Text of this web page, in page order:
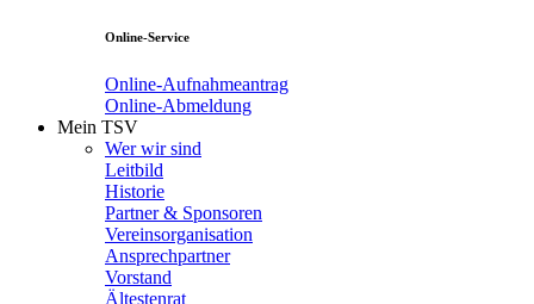
Online-Service
Online-Aufnahmeantrag
Online-Abmeldung
Mein TSV
Wer wir sind
Leitbild
Historie
Partner & Sponsoren
Vereinsorganisation
Ansprechpartner
Vorstand
Ältestenrat